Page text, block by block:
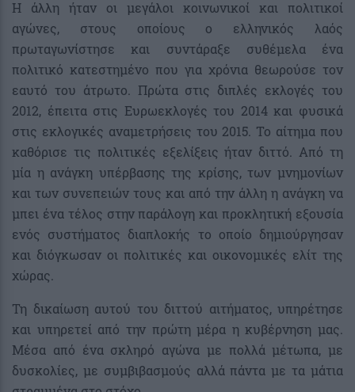
Η άλλη ήταν οι μεγάλοι κοινωνικοί και πολιτικοί
αγώνες, στους οποίους ο ελληνικός λαός
πρωταγωνίστησε και συντάραξε συθέμελα ένα
πολιτικό κατεστημένο που για χρόνια θεωρούσε τον
εαυτό του άτρωτο. Πρώτα στις διπλές εκλογές του
2012, έπειτα στις Ευρωεκλογές του 2014 και φυσικά
στις εκλογικές αναμετρήσεις του 2015. Το αίτημα που
καθόρισε τις πολιτικές εξελίξεις ήταν διττό. Από τη
μία η ανάγκη υπέρβασης της κρίσης, των μνημονίων
και των συνεπειών τους και από την άλλη η ανάγκη να
μπει ένα τέλος στην παράλογη και προκλητική εξουσία
ενός συστήματος διαπλοκής το οποίο δημιούργησαν
και διόγκωσαν οι πολιτικές και οικονομικές ελίτ της
χώρας.
Τη δικαίωση αυτού του διττού αιτήματος, υπηρέτησε
και υπηρετεί από την πρώτη μέρα η κυβέρνηση μας.
Μέσα από ένα σκληρό αγώνα με πολλά μέτωπα, με
δυσκολίες, με συμβιβασμούς αλλά πάντα με τα μάτια